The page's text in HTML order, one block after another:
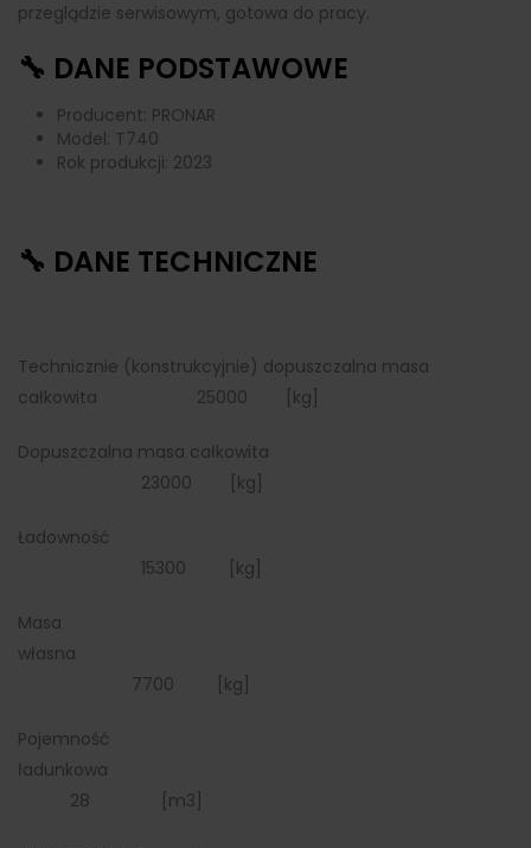
przeglądzie serwisowym, gotowa do pracy.
🔧 DANE PODSTAWOWE
Producent: PRONAR
Model: T740
Rok produkcji: 2023
🔧 DANE TECHNICZNE
Technicznie (konstrukcyjnie) dopuszczalna masa
całkowita 25000 [kg]
Dopuszczalna masa całkowita
23000 [kg]
Ładowność
15300 [kg]
Masa
własna
7700 [kg]
Pojemność
ładunkowa
28 [m3]